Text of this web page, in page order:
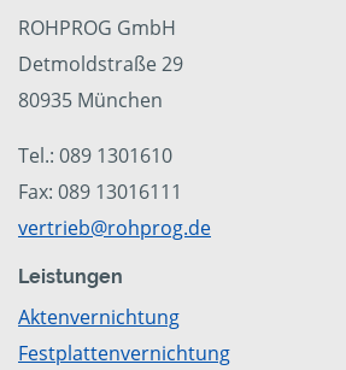
ROHPROG GmbH
Detmoldstraße 29
80935 München
Tel.: 089 1301610
Fax: 089 13016111
vertrieb@rohprog.de
Leistungen
Aktenvernichtung
Festplattenvernichtung